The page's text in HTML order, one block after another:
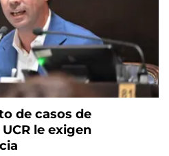
de casos de
le exigen